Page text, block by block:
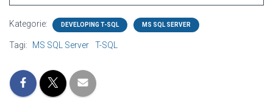
Kategorie: DEVELOPING T-SQL MS SQL SERVER
Tagi: MS SQL Server T-SQL